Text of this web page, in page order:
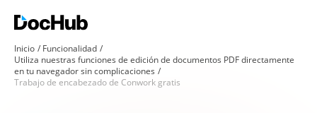
Inicio
Funcionalidad
Utiliza nuestras funciones de edición de documentos PDF directamente
en tu navegador sin complicaciones
Trabajo de encabezado de Conwork gratis